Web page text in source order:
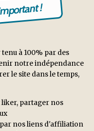
!
à 100% par des
notre indépendance
le site dans le temps,
liker, partager nos
nos liens d'affiliation